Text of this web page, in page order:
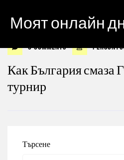
Моят онлайн
0 Comments
Как България
турнир
Търсене